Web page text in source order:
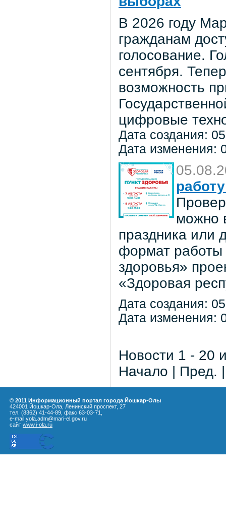
В 2026 году
гражданам
голосование.
сентября.
возможность
цифровые
Дата создания:
Дата изменения:
можно
праздника или
формат работы
здоровья»
«Здоровая
Дата создания:
Дата изменения:
Новости 1 - 20
Начало | Пред.
© 2011 Информационный портал города Йошкар-Олы
424001 Йошкар-Ола, Ленинский проспект, 27
тел. (8362) 41-44-89, факс 63-03-71,
e-mail yola.adm@mari-el.gov.ru
сайт www.i-ola.ru